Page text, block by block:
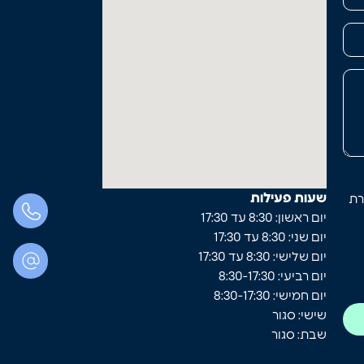
שעות פעילות
יום ראשון: 8:30 עד 17:30
יום שני: 8:30 עד 17:30
יום שלישי: 8:30 עד 17:30
יום רביעי: 8:30-17:30
יום חמישי: 8:30-17:30
שישי: סגור
שבת: סגור